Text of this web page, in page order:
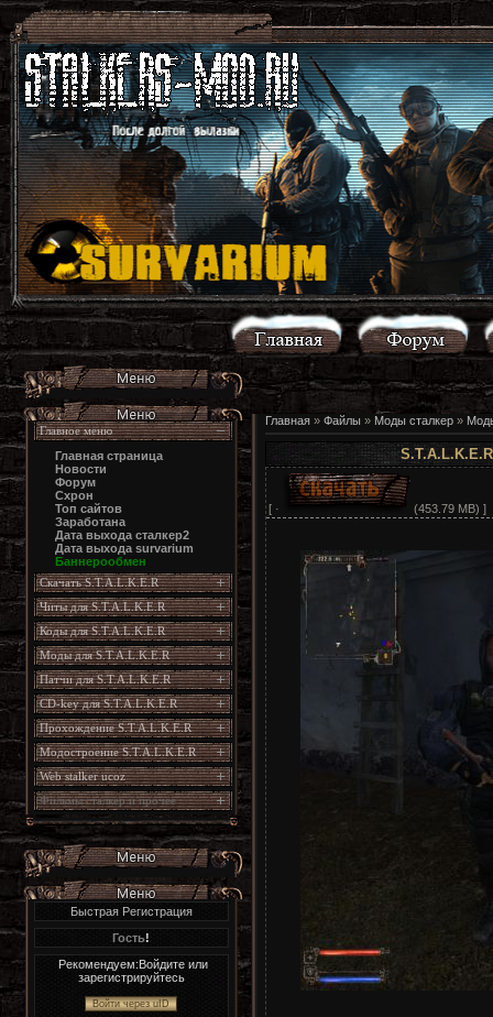
Главное меню
Главная страница
Новости
Форум
Схрон
Топ сайтов
Заработана
Дата выхода сталкер2
Дата выхода survarium
Баннерообмен
Скачать S.T.A.L.K.E.R
Читы для S.T.A.L.K.E.R
Коды для S.T.A.L.K.E.R
Моды для S.T.A.L.K.E.R
Патчи для S.T.A.L.K.E.R
CD-key для S.T.A.L.K.E.R
Прохождение S.T.A.L.K.E.R
Модостроение S.T.A.L.K.E.R
Web stalker ucoz
Фильмы сталкер и прочее
Быстрая Регистрация
Гость!
Рекомендуем:Войдите или
зарегистрируйтесь
Войти через uID
Главная» Файлы» Моды сталкер»
[ · (453.79 MB) ]